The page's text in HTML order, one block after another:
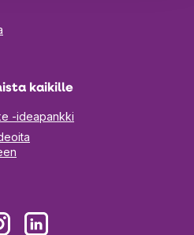
kaikille
-ideapankki
AukeaaAukeaa